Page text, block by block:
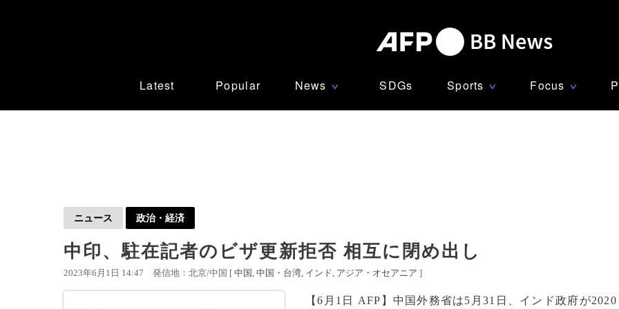
Latest Popular News ∨ SDGs Sports ∨ Focus ∨
ニュース 政治・経済
中印、駐在記者のビザ更新拒否 相互に閉め出し
2023年6月1日 14:47 発信地：北京/中国 [ 中国 中国・台湾 インド アジア・オセアニア ]
【6月1日 AFP】中国外務省は5月31日、インド政府が2020